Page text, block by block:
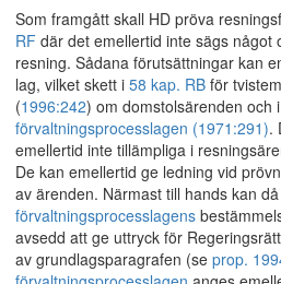
Som framgått skall HD pröva
RF där det emellertid inte sägs något
resning. Sådana förutsättningar kan
lag, vilket skett i 58 kap. RB för
(1996:242) om domstolsärenden och i
förvaltningsprocesslagen (1971:291).
emellertid inte tillämpliga i
De kan emellertid ge ledning vid
av ärenden. Närmast till hands kan
förvaltningsprocesslagens
avsedd att ge uttryck för
av grundlagsparagrafen (se prop.